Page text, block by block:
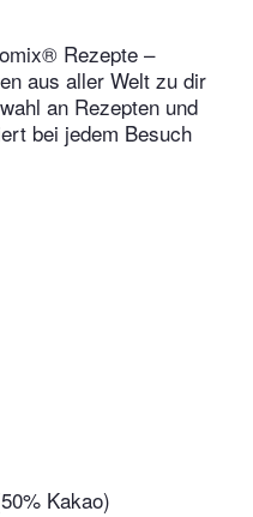
Rezepte –
aus aller Welt zu dir
an Rezepten und
bei jedem Besuch
Kakao)